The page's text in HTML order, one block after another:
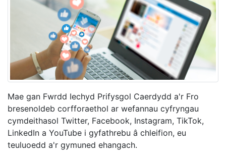
Mae gan Fwrdd Iechyd Prifysgol Caerdydd a'r Fro
bresenoldeb corfforaethol ar wefannau cyfryngau
cymdeithasol Twitter, Facebook, Instagram, TikTok,
LinkedIn a YouTube i gyfathrebu â chleifion, eu
teuluoedd a'r gymuned ehangach.